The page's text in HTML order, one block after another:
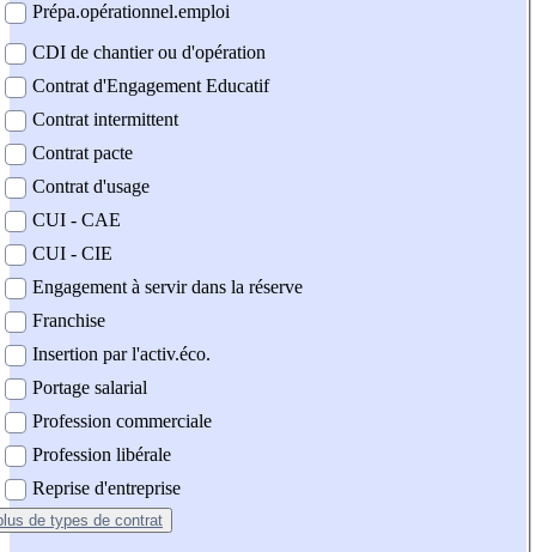
Prépa.opérationnel.emploi
CDI de chantier ou d'opération
Contrat d'Engagement Educatif
Contrat intermittent
Contrat pacte
Contrat d'usage
CUI - CAE
CUI - CIE
Engagement à servir dans la réserve
Franchise
Insertion par l'activ.éco.
Portage salarial
Profession commerciale
Profession libérale
Reprise d'entreprise
de types de contrat